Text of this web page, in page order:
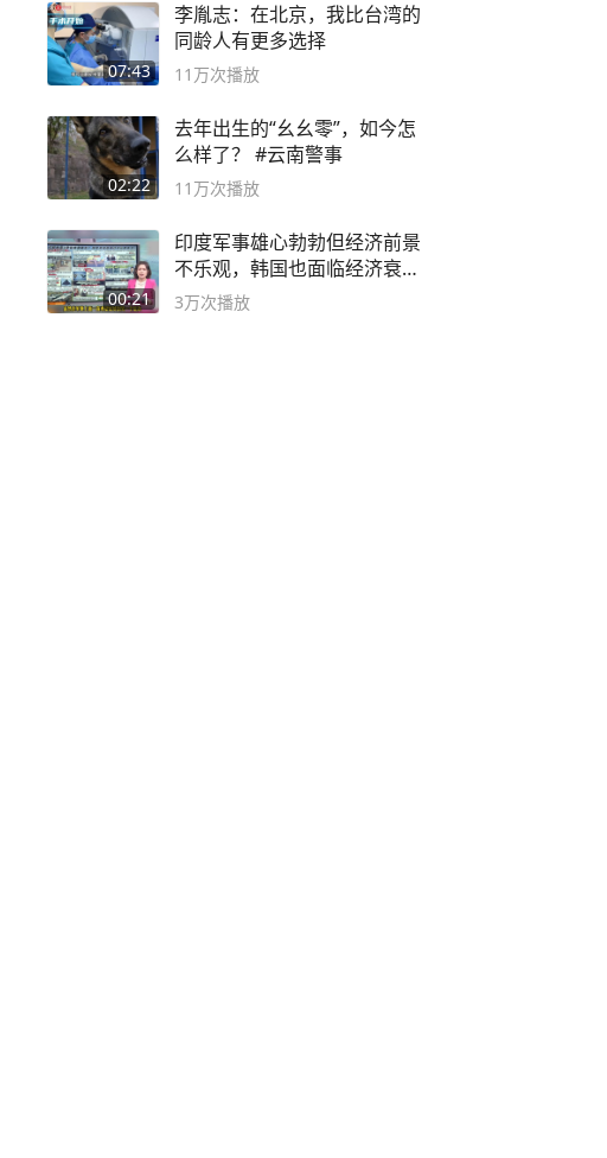
07:43
李胤志：在北京，我比台湾的
同龄人有更多选择
11万次播放
02:22
去年出生的“幺幺零”，如今怎
么样了？ #云南警事
11万次播放
00:21
印度军事雄心勃勃但经济前景
不乐观，韩国也面临经济衰退
风险
3万次播放